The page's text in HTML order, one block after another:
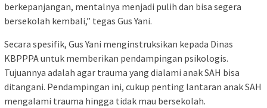
berkepanjangan, mentalnya menjadi pulih dan bisa segera
bersekolah kembali,” tegas Gus Yani.
Secara spesifik, Gus Yani menginstruksikan kepada Dinas
KBPPPA untuk memberikan pendampingan psikologis.
Tujuannya adalah agar trauma yang dialami anak SAH bisa
ditangani. Pendampingan ini, cukup penting lantaran anak SAH
mengalami trauma hingga tidak mau bersekolah.